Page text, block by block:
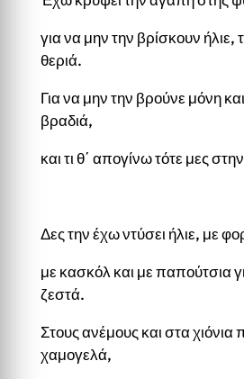
για να μην την βρίσκουν ήλιε,
θεριά.
Για να μην την βρούνε μόνη
βραδιά,
και τι θ΄ απογίνω τότε μες
Δες την έχω ντύσει ήλιε, με
με κασκόλ και με παπούτσια
ζεστά.
Στους ανέμους και στα χιόνια
χαμογελά,